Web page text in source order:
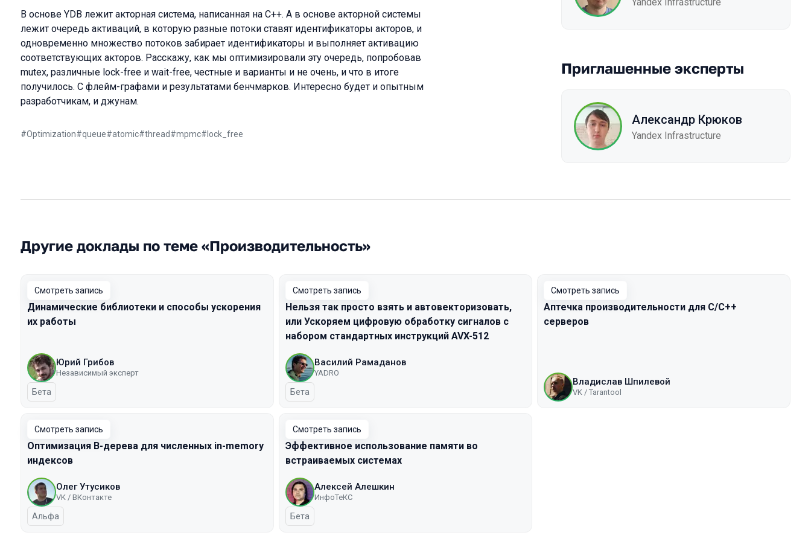
В основе YDB лежит акторная система, написанная на С++. А в основе акторной системы
лежит очередь активаций, в которую разные потоки ставят идентификаторы акторов, и
одновременно множество потоков забирает идентификаторы и выполняет активацию
соответствующих акторов. Расскажу, как мы оптимизировали эту очередь, попробовав
mutex, различные lock-free и wait-free, честные и варианты и не очень, и что в итоге
получилось. С флейм-графами и результатами бенчмарков. Интересно будет и опытным
разработчикам, и джунам.
#Optimization#queue#atomic#thread#mpmc# lock_free
Приглашенные эксперты
Александр Крюков
Yandex Infrastructure
Другие доклады по теме «Производительность»
Смотреть запись
Динамические библиотеки и способы ускорения
их работы
Юрий Грибов
Независимый эксперт
Бета
Смотреть запись
Нельзя так просто взять и автовекторизовать,
или Ускоряем цифровую обработку сигналов с
набором стандартных инструкций AVX-512
Василий Рамаданов
YADRO
Бета
Смотреть запись
Аптечка производительности для C/C++
серверов
Владислав Шпилевой
VK / Tarantool
Смотреть запись
Оптимизация B-дерева для численных in-memory
индексов
Олег Утусиков
VK / ВКонтакте
Альфа
Смотреть запись
Эффективное использование памяти во
встраиваемых системах
Алексей Алешкин
ИнфоТеКС
Бета